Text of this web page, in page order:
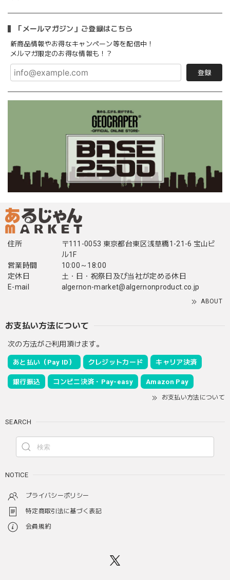
「メールマガジン」ご登録はこちら
新商品情報やお得なキャンペーン等を配信中！
メルマガ限定のお得な情報も！？
登録
住所
〒111-0053 東京都台東区浅草橋1-21-6 宝山ビ
ル1F
営業時間
10:00～18:00
定休日
土・日・祝祭日及び当社が定める休日
E-mail
algernon-market@algernonproduct.co.jp
ABOUT
お支払い方法について
次の方法がご利用頂けます。
あと払い（Pay ID） クレジットカード キャリア決済
銀行振込 コンビニ決済・Pay-easy Amazon Pay
お支払い方法について
SEARCH
NOTICE
プライバシーポリシー
特定商取引法に基づく表記
会員規約